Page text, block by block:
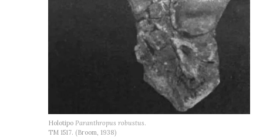
HolotipoParanthropus robustus.
TM 1517. (Broom, 1938)